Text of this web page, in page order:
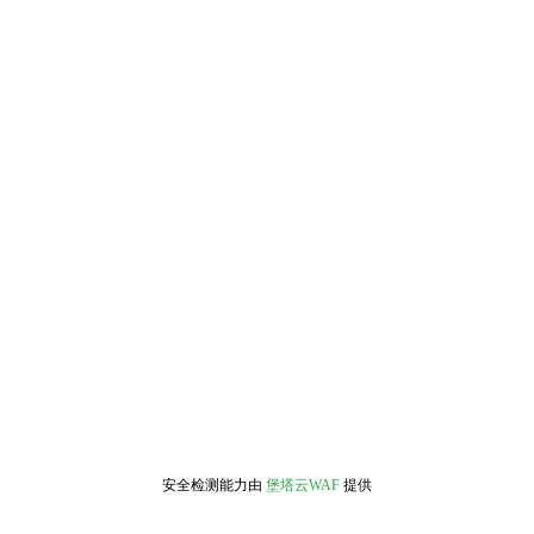
安全检测能力由 堡塔云WAF 提供